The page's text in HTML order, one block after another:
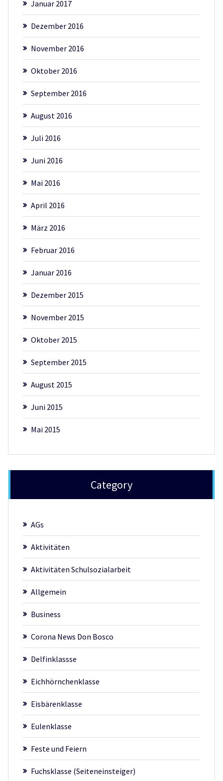
Januar 2017
Dezember 2016
November 2016
Oktober 2016
September 2016
August 2016
Juli 2016
Juni 2016
Mai 2016
April 2016
März 2016
Februar 2016
Januar 2016
Dezember 2015
November 2015
Oktober 2015
September 2015
August 2015
Juni 2015
Mai 2015
Category
AGs
Aktivitäten
Aktivitäten Schulsozialarbeit
Allgemein
Business
Corona News Don Bosco
Delfinklassse
Eichhörnchenklasse
Eisbärenklasse
Eulenklasse
Feste und Feiern
Fuchsklasse (Seiteneinsteiger)